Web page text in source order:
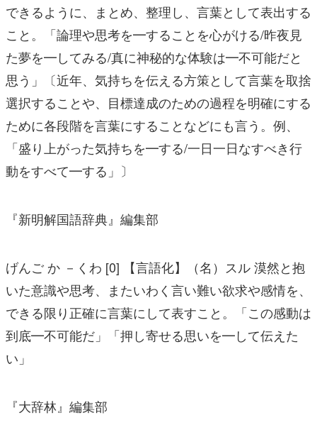
できるように、まとめ、整理し、言葉として表出する
こと。「論理や思考を━することを心がける/昨夜見
た夢を━してみる/真に神秘的な体験は━不可能だと
思う」〔近年、気持ちを伝える方策として言葉を取捨
選択することや、目標達成のための過程を明確にする
ために各段階を言葉にすることなどにも言う。例、
「盛り上がった気持ちを━する/一日一日なすべき行
動をすべて━する」〕
『新明解国語辞典』編集部
げんご か －くわ [0] 【言語化】（名）スル 漠然と抱
いた意識や思考、またいわく言い難い欲求や感情を、
できる限り正確に言葉にして表すこと。「この感動は
到底━不可能だ」「押し寄せる思いを━して伝えた
い」
『大辞林』編集部